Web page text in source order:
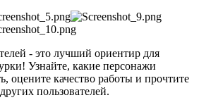
- это лучший ориентир для
Узнайте, какие персонажи
оцените качество работы и прочтите
пользователей.